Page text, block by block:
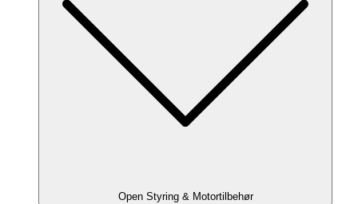
Open Styring & Motortilbehør